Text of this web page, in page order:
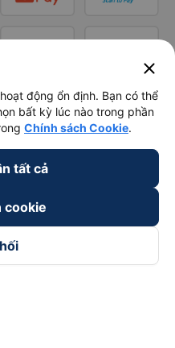
close
động ổn định. Bạn có thể
bất kỳ lúc nào trong phần
Chính sách Cookie.
tất cả
cookie